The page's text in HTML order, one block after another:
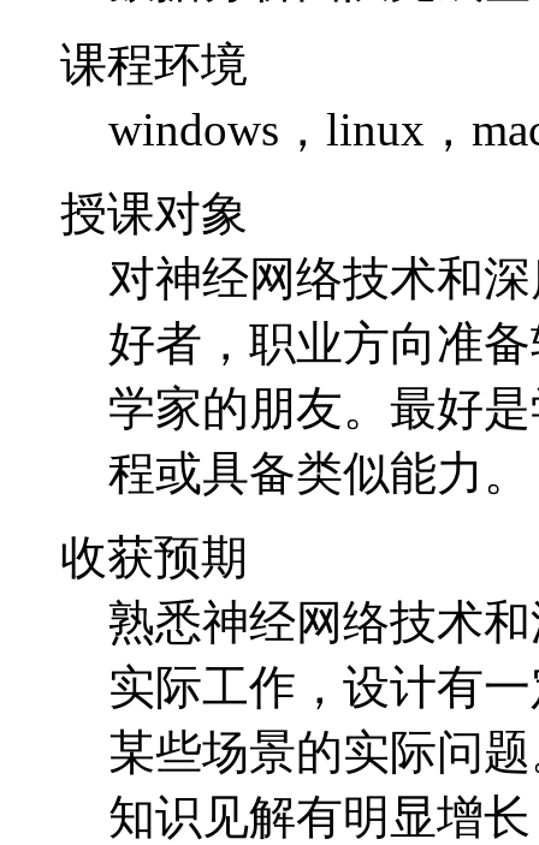
对神经网络技术和
好者，职业方向准
学家的朋友。最好
程或具备类似能力。
收获预期
熟悉神经网络技术
实际工作，设计有
某些场景的实际问
知识见解有明显增长
课程试听